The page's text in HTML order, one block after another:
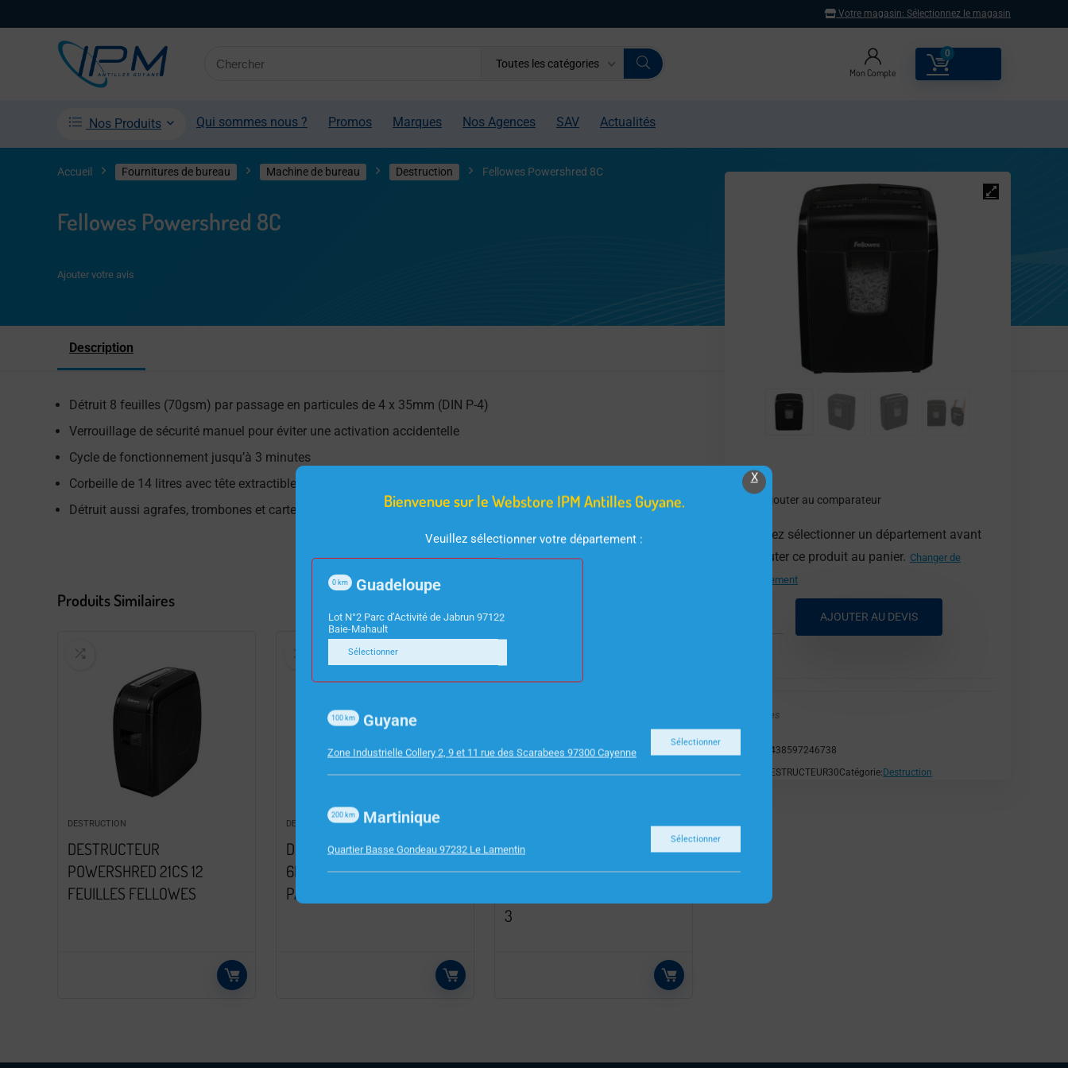
Votre magasin: Sélectionnez le magasin
Toutes les catégories
Mon Compte
0
Nos Produits Qui sommes nous ? Promos Marques Nos Agences SAV Actualités
Accueil Fournitures de bureau Machine de bureau Destruction Fellowes Powershred 8C
Fellowes Powershred 8C
Ajouter au comparateur
Veuillez sélectionner un département avant
d'ajouter ce produit au panier. Changer de
département
AJOUTER AU DEVIS
Fellowes
0438597246738
DESTRUCTEUR30Catégorie:Destruction
Ajouter votre avis
Description
Détruit 8 feuilles (70gsm) par passage en particules de 4 x 35mm (DIN P-4)
Verrouillage de sécurité manuel pour éviter une activation accidentelle
Cycle de fonctionnement jusqu’à 3 minutes
Corbeille de 14 litres avec tête extractible
Détruit aussi agrafes, trombones et cartes de crédit
Produits Similaires
DESTRUCTION
DESTRUCTEUR
POWERSHRED 21CS 12
FEUILLES FELLOWES
DESTRUCTION
DESTRUCTEUR NEDIS
6PAGES A4 300W
PASH120BKA4
FELLOWES POWERSHRED
21CS – Destructeur de
3
X
Bienvenue sur le Webstore IPM Antilles Guyane.
Veuillez sélectionner votre département :
Guadeloupe
0 km
Lot N°2 Parc d’Activité de Jabrun 97122
Baie-Mahault
Sélectionner
Guyane
100 km
Zone Industrielle Collery 2, 9 et 11 rue des Scarabees 97300 Cayenne
Sélectionner
Martinique
200 km
Quartier Basse Gondeau 97232 Le Lamentin
Sélectionner